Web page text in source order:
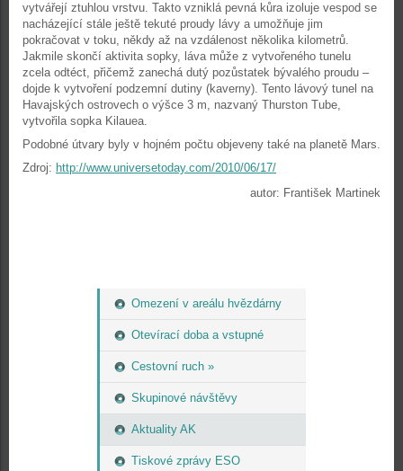
Omezení v areálu hvězdárny
Otevírací doba a vstupné
Cestovní ruch »
Skupinové návštěvy
Aktuality AK
Tiskové zprávy ESO
vytvářejí ztuhlou vrstvu. Takto vzniklá pevná kůra izoluje vespod se
nacházející stále ještě tekuté proudy lávy a umožňuje jim
pokračovat v toku, někdy až na vzdálenost několika kilometrů.
Jakmile skončí aktivita sopky, láva může z vytvořeného tunelu
zcela odtéct, přičemž zanechá dutý pozůstatek bývalého proudu –
dojde k vytvoření podzemní dutiny (kaverny). Tento lávový tunel na
Havajských ostrovech o výšce 3 m, nazvaný Thurston Tube,
vytvořila sopka Kilauea.
Podobné útvary byly v hojném počtu objeveny také na planetě Mars.
Zdroj: http://www.universetoday.com/2010/06/17/
autor: František Martinek